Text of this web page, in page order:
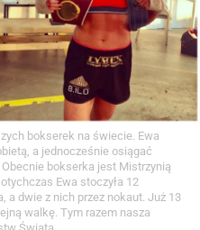
bokserek na świecie. Ewa
a jednocześnie osiągać
bokserka jest Mistrzynią
Ewa stoczyła 12
a dwie z nich przez nokaut. Już 13
walkę. Tym razem nasza